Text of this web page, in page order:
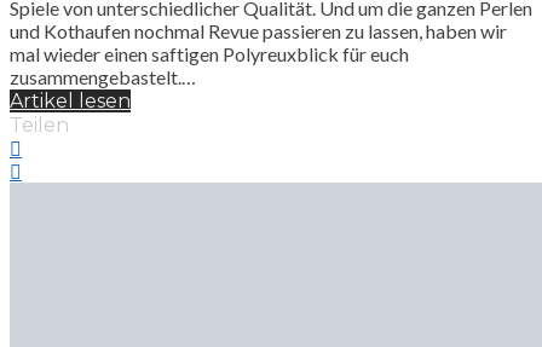
Spiele von unterschiedlicher Qualität. Und um die ganzen Perlen
und Kothaufen nochmal Revue passieren zu lassen, haben wir
mal wieder einen saftigen Polyreuxblick für euch
zusammengebastelt.…
Artikel lesen
Teilen